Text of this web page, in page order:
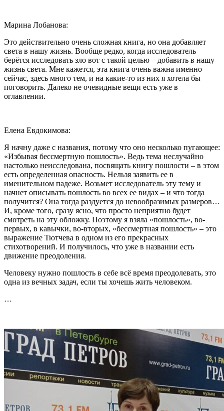
Марина Лобанова:
Это действительно очень сложная книга, но она добавляет
света в нашу жизнь. Вообще редко, когда исследователь
берётся исследовать зло вот с такой целью – добавить в нашу
жизнь света. Мне кажется, эта книга очень важна именно
сейчас, здесь много тем, и на какие-то из них я хотела бы
поговорить. Далеко не очевидные вещи есть уже в
оглавлении.
Елена Евдокимова:
Я начну даже с названия, потому что оно несколько пугающее:
«Избывая бессмертную пошлость». Ведь тема неслучайно
настолько неисследована, посвящать книгу пошлости – в этом
есть определенная опасность. Нельзя заявить ее в
именительном падеже. Возьмет исследователь эту тему и
начнет описывать пошлость во всех ее видах – и что тогда
получится? Она тогда раздуется до невообразимых размеров…
И, кроме того, сразу ясно, что просто неприятно будет
смотреть на эту обложку. Поэтому я взяла «пошлость», во-
первых, в кавычки, во-вторых, «бессмертная пошлость» – это
выражение Тютчева в одном из его прекрасных
стихотворений. И получилось, что уже в названии есть
движение преодоления.
Человеку нужно пошлость в себе всё время преодолевать, это
одна из вечных задач, если ты хочешь жить человеком.
…